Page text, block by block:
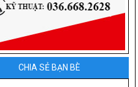
CHIA SẺ BẠN BÈ